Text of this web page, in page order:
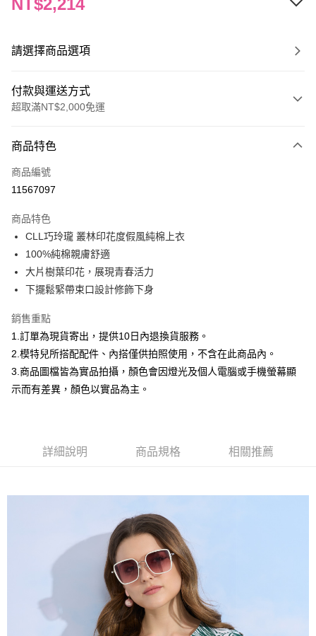
NT$2,214
請選擇商品選項
付款與運送方式
超取滿NT$2,000免運
信用卡一次付款
信用卡分期付款
合作金庫商業銀行
華南商業銀行
彰化商業銀行
上海商業儲蓄銀行
國泰世華商業銀行
臺灣中小企業銀行
聯邦商業銀行
元大商業銀行
永豐商業銀行
台新國際商業銀行
中國信託商業銀行
台灣樂天信用卡公司
超商取貨付款
LINE Pay
Apple Pay
悠遊付
Google Pay
全盈+PAY
【大哥付你分期使用說明】
1.本服務由台灣大哥大提供，台灣大哥大用戶可立即使用無須另外申請。
成交易。
4.訂單成立30分鐘內，如未前往確認交易或遇審核未通過，訂單將自動取
消。如遇「轉專審核」未通過狀況，表示未達大哥付你分期系統評分，恕無
法說明評估內容。
【繳款方式說明】
1.分期款項不併入電信帳單，「大哥付你分期」於每月結算日後寄送繳費提
2.透過簡訊連結打開帳單後，可選擇「超商條碼／台灣大直營門市／銀行轉
帳／街口支付／iPASS MONEY」等通路繳費。
AFTEE先享後付
１．簡單：不需註冊會員、不需綁卡、不需儲值。
２．便利：只要手機號碼，簡訊認證，即可結帳。
３．安心：先確認商品／服務後，再付款。
【「AFTEE先享後付」結帳流程】
１．於結帳方式選擇「AFTEE先享後付」後，將跳轉至「AFTEE先享後付」
結帳頁面，進行簡訊認證並確認金額後，即可完成結帳。
２．訂單成立數日內，您將收到繳費通知簡訊。
３．收到繳費通知簡訊後14天內，點擊此簡訊中的連結，可透過四大超商／
全家取貨付款
每筆NT$120，滿NT$2,000(含以上)免運費
每筆NT$120，滿NT$2,000(含以上)免運費
商品特色
商品編號
11567097
商品特色
CLL巧玲瓏 叢林印花度假風純棉上衣
100%純棉親膚舒適
大片樹葉印花，展現青春活力
下擺鬆緊帶束口設計修飾下身
銷售重點
1.訂單為現貨寄出，提供10日內退換貨服務。
2.模特兒所搭配配件、內搭僅供拍照使用，不含在此商品內。
3.商品圖檔皆為實品拍攝，顏色會因燈光及個人電腦或手機螢幕顯
示而有差異，顏色以實品為主。
詳細說明 商品規格 相關推薦